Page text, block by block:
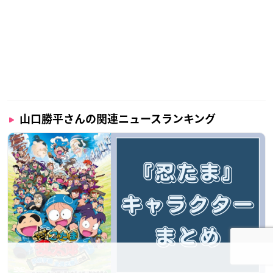
山口勝平さんの関連ニュースランキング